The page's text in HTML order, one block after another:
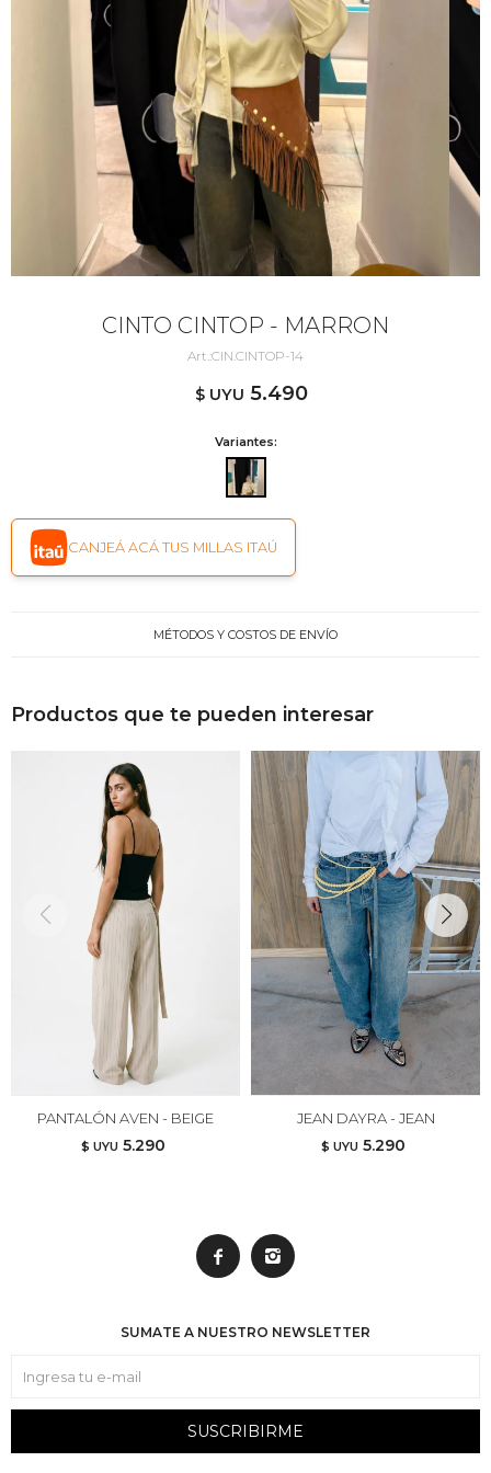
CINTO CINTOP - MARRON
CIN.CINTOP-14
$ UYU 5.490
Variantes:
CANJEÁ ACÁ TUS MILLAS ITAÚ
MÉTODOS Y COSTOS DE ENVÍO
Productos que te pueden interesar
PANTALÓN AVEN - BEIGE
$ UYU 5.290
JEAN DAYRA - JEAN
$ UYU 5.290
 
SUMATE A NUESTRO NEWSLETTER
SUSCRIBIRME